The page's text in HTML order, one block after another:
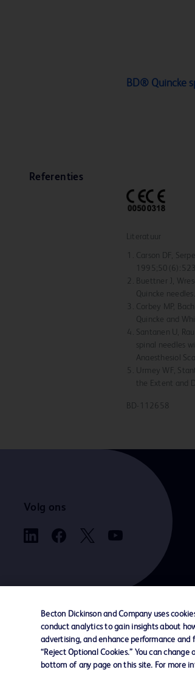
BD® Quincke
Referenties
Literatuur
Carson DF,
Buettner J,
Quincke
Corbey MP,
Quincke and
Santanen U,
spinal needles
Anaesthesiol
Urmey WF,
the Extent and
BD-112658
Volg ons
Contact met ons opnemen
Becton Dickinson and Company uses
conduct analytics to gain insights about
advertising, and enhance performance
“Reject Optional Cookies.” You can
bottom of any page on this site. For more